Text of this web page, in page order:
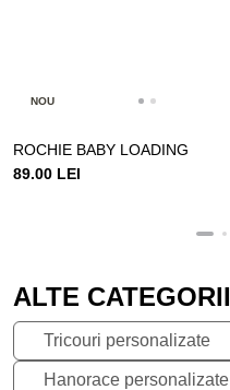
NOU
ROCHIE BABY LOADING
89.00 LEI
ALTE CATEGORII
Tricouri personalizate
Hanorace personalizate